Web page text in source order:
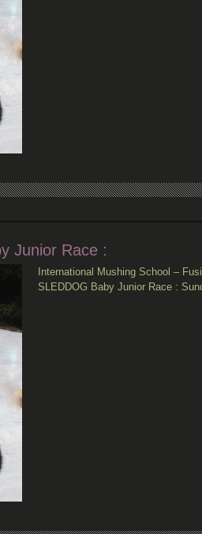
Junior Race :
International Mushing School –
SLEDDOG Baby Junior Race :